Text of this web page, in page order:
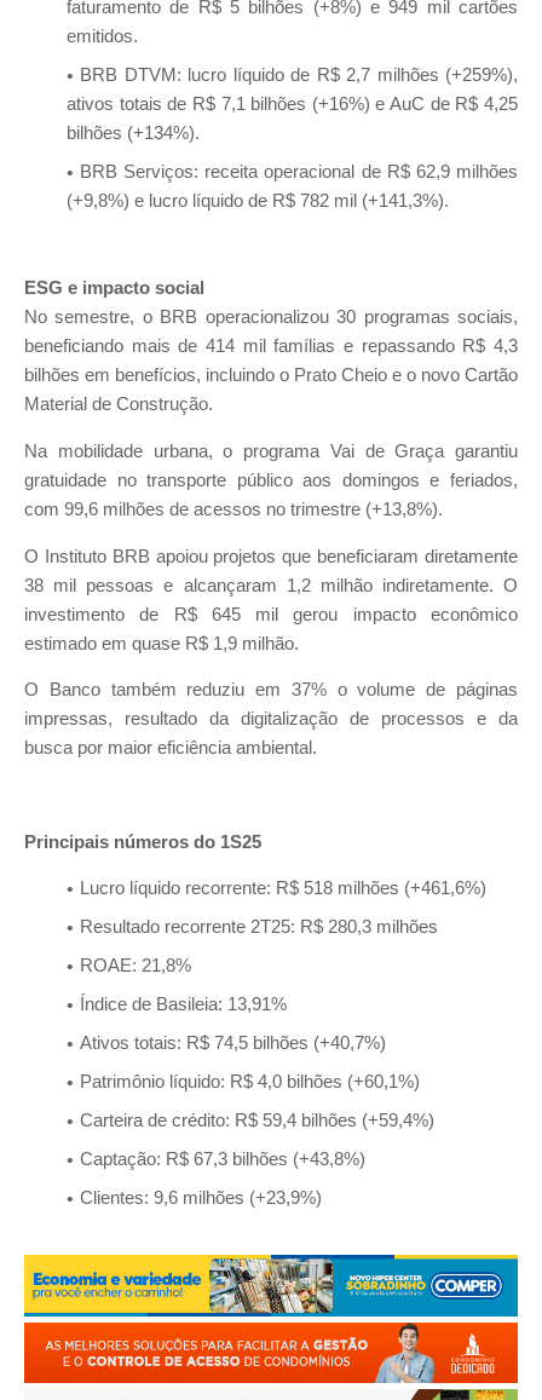
faturamento de R$ 5 bilhões (+8%) e 949 mil cartões
emitidos.
BRB DTVM: lucro líquido de R$ 2,7 milhões (+259%),
ativos totais de R$ 7,1 bilhões (+16%) e AuC de R$ 4,25
bilhões (+134%).
BRB Serviços: receita operacional de R$ 62,9 milhões
(+9,8%) e lucro líquido de R$ 782 mil (+141,3%).
ESG e impacto social
No semestre, o BRB operacionalizou 30 programas sociais,
beneficiando mais de 414 mil famílias e repassando R$ 4,3
bilhões em benefícios, incluindo o Prato Cheio e o novo Cartão
Material de Construção.
Na mobilidade urbana, o programa Vai de Graça garantiu
gratuidade no transporte público aos domingos e feriados,
com 99,6 milhões de acessos no trimestre (+13,8%).
O Instituto BRB apoiou projetos que beneficiaram diretamente
38 mil pessoas e alcançaram 1,2 milhão indiretamente. O
investimento de R$ 645 mil gerou impacto econômico
estimado em quase R$ 1,9 milhão.
O Banco também reduziu em 37% o volume de páginas
impressas, resultado da digitalização de processos e da
busca por maior eficiência ambiental.
Principais números do 1S25
Lucro líquido recorrente: R$ 518 milhões (+461,6%)
Resultado recorrente 2T25: R$ 280,3 milhões
ROAE: 21,8%
Índice de Basileia: 13,91%
Ativos totais: R$ 74,5 bilhões (+40,7%)
Patrimônio líquido: R$ 4,0 bilhões (+60,1%)
Carteira de crédito: R$ 59,4 bilhões (+59,4%)
Captação: R$ 67,3 bilhões (+43,8%)
Clientes: 9,6 milhões (+23,9%)